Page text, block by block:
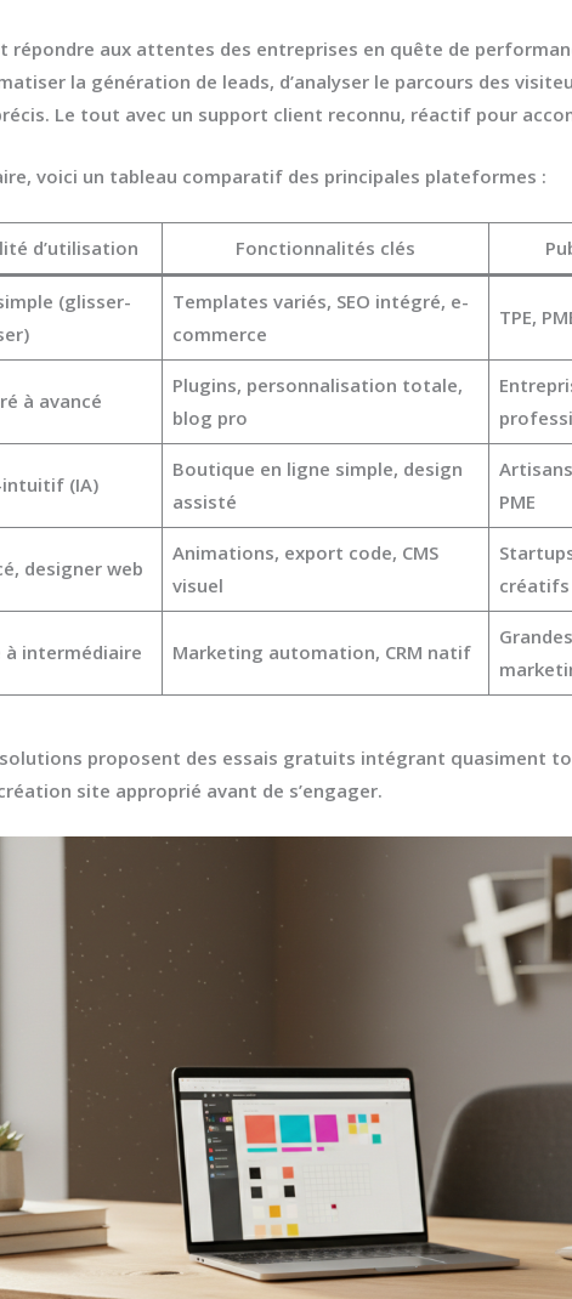
répondre aux attentes des entreprises en quête de
la génération de leads, d’analyser le parcours des
Le tout avec un support client reconnu, réactif pour
voici un tableau comparatif des principales plateformes :
d’utilisation Fonctionnalités clés
(glisser-
Templates variés, SEO intégré, e-
commerce
TPE,
à avancé
Plugins, personnalisation totale,
blog pro
(IA)
Boutique en ligne simple, design
assisté
PME
designer web
Animations, export code, CMS
visuel
créatifs
à intermédiaire Marketing automation, CRM natif
solutions proposent des essais gratuits intégrant quasiment
site approprié avant de s’engager.